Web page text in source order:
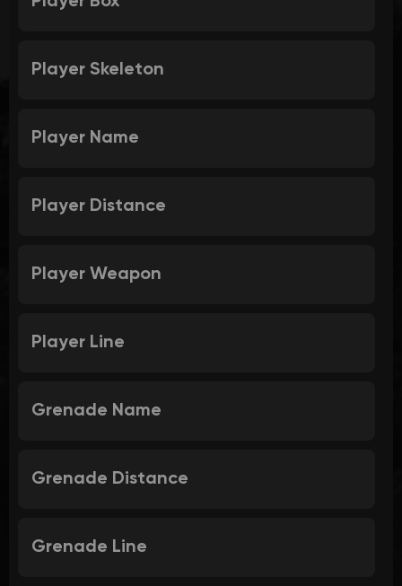
Player Skeleton
Player Name
Player Distance
Player Weapon
Player Line
Grenade Name
Grenade Distance
Grenade Line